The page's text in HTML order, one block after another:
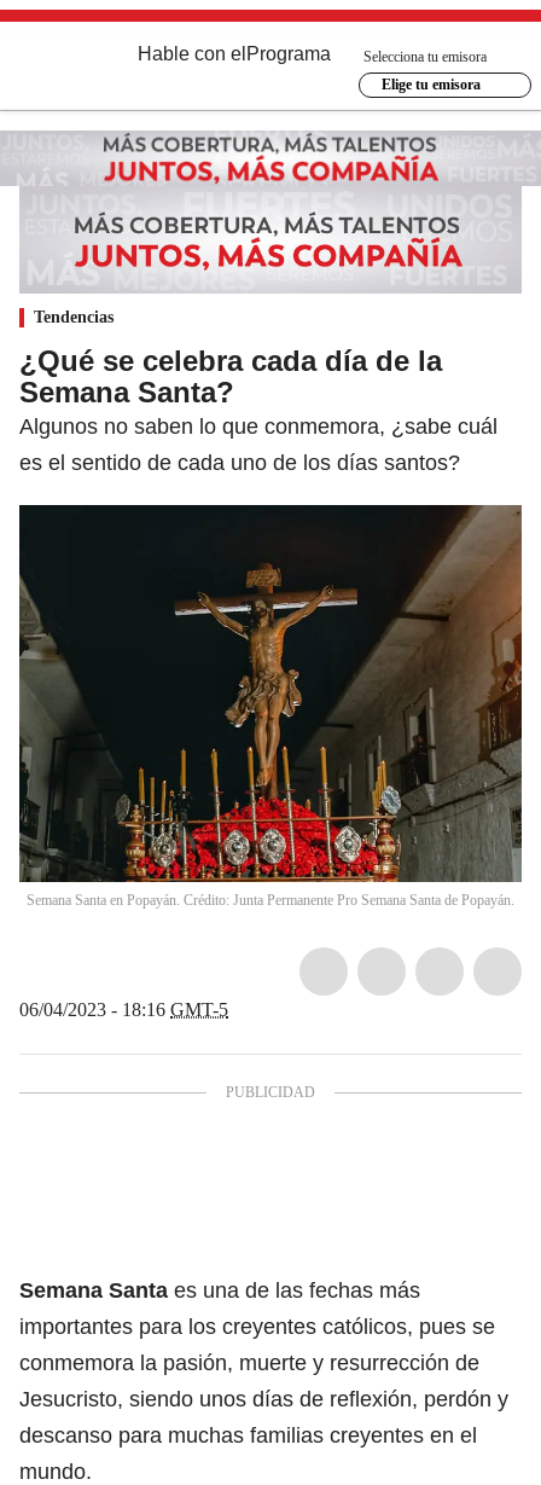
Hable con el Programa
Selecciona tu emisora
Elige tu emisora
Tendencias
¿Qué se celebra cada día de la
Semana Santa?
Algunos no saben lo que conmemora, ¿sabe cuál
es el sentido de cada uno de los días santos?
Semana Santa en Popayán. Crédito: Junta Permanente Pro Semana Santa de Popayán.
06/04/2023 - 18:16 GMT-5
Semana Santa es una de las fechas más
importantes para los creyentes católicos, pues se
conmemora la pasión, muerte y resurrección de
Jesucristo, siendo unos días de reflexión, perdón y
descanso para muchas familias creyentes en el
mundo.